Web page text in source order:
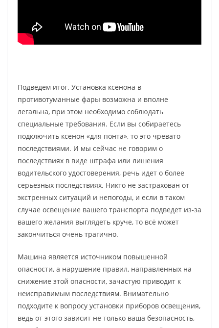
Подведем итог. Установка ксенона в
противотуманные фары возможна и вполне
легальна, при этом необходимо соблюдать
специальные требования. Если вы собираетесь
подключить ксенон «для понта», то это чревато
последствиями. И мы сейчас не говорим о
последствиях в виде штрафа или лишения
водительского удостоверения, речь идет о более
серьезных последствиях. Никто не застрахован от
экстренных ситуаций и непогоды, и если в таком
случае освещение вашего транспорта подведет из-за
вашего желания выглядеть круче, то всё может
закончиться очень трагично.
Машина является источником повышенной
опасности, а нарушение правил, направленных на
снижение этой опасности, зачастую приводит к
неисправимым последствиям. Внимательно
подходите к вопросу установки приборов освещения,
ведь от этого зависит не только ваша безопасность,